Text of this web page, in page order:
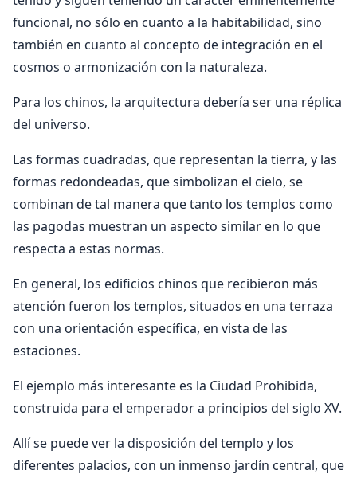
funcional, no sólo en cuanto a la habitabilidad, sino
también en cuanto al concepto de integración en el
cosmos o armonización con la naturaleza.
Para los chinos, la arquitectura debería ser una réplica
del universo.
Las formas cuadradas, que representan la tierra, y las
formas redondeadas, que simbolizan el cielo, se
combinan de tal manera que tanto los templos como
las pagodas muestran un aspecto similar en lo que
respecta a estas normas.
En general, los edificios chinos que recibieron más
atención fueron los templos, situados en una terraza
con una orientación específica, en vista de las
estaciones.
El ejemplo más interesante es la Ciudad Prohibida,
construida para el emperador a principios del siglo XV.
Allí se puede ver la disposición del templo y los
diferentes palacios, con un inmenso jardín central, que